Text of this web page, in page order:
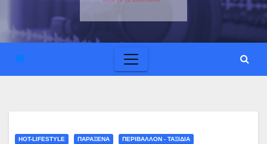
HOT-LIFESTYLE ΠΑΡΑΞΕΝΑ ΠΕΡΙΒΑΛΛΟΝ - ΤΑΞΙΔΙΑ